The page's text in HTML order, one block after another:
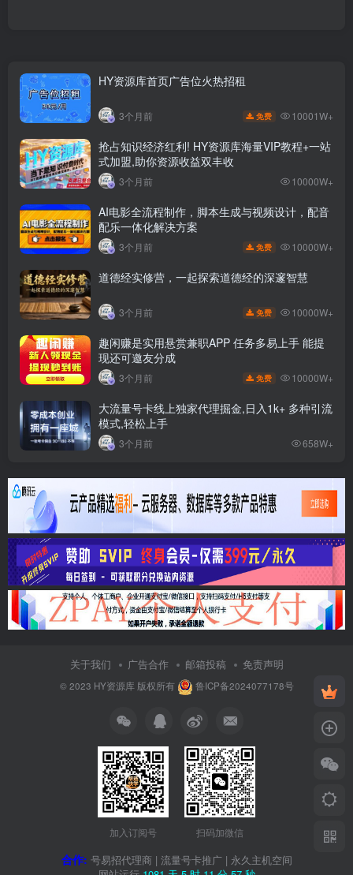
HY资源库首页广告位火热招租
3个月前 免费 10001W+
抢占知识经济红利! HY资源库海量VIP教程+一站
式加盟,助你资源收益双丰收
3个月前 10000W+
AI电影全流程制作，脚本生成与视频设计，配音
配乐一体化解决方案
3个月前 免费 10000W+
道德经实修营，一起探索道德经的深邃智慧
3个月前 免费 10000W+
趣闲赚是实用悬赏兼职APP 任务多易上手 能提
现还可邀友分成
3个月前 免费 10000W+
大流量号卡线上独家代理掘金,日入1k+ 多种引流
模式,轻松上手
3个月前 658W+
关于我们 广告合作 邮箱投稿 免责声明
© 2023 HY资源库版权所有 鲁ICP备2024077178号
加入订阅号 扫码加微信
合作: 号易招代理商 | 流量号卡推广| 永久主机空间